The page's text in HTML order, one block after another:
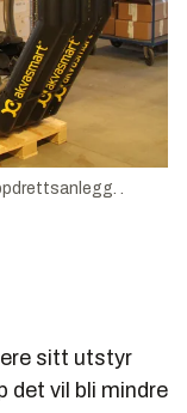
.
sitt utstyr
det vil bli mindre